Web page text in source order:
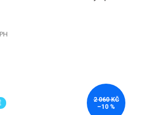
2 060 KČ
–10 %